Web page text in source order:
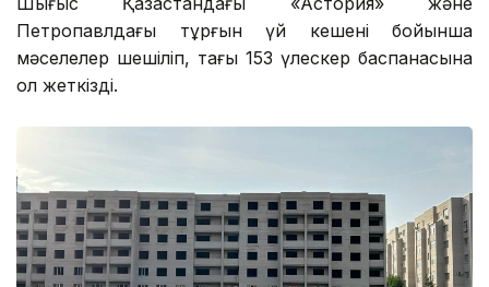
Петропавлдағы тұрғын үй кешені бойынша
мәселелер шешіліп, тағы 153 үлескер баспанасына
қол жеткізді.